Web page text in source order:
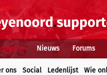
Nieuws Forums
ons Social Ledenlijst Wie